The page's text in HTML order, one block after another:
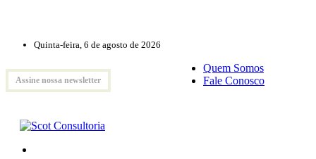
Quinta-feira, 6 de agosto de 2026
Assine nossa newsletter
Quem Somos
Fale Conosco